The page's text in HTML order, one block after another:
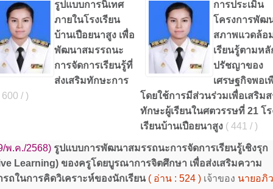
รูปแบบการนิเทศ
ภายในโรงเรียน
บ้านเปือยนาสูง เพื่อ
พัฒนาสมรรถนะ
การจัดการเรียนรู้ที่
ส่งเสริมทักษะการ
600 / )
การประเมิน
โครงการพัฒ
สภาพแวดล้อ
เรียนรู้ตามหลั
ปรัชญาของ
เศรษฐกิจพอเ
โดยใช้การมีส่วนร่วมเพื่อเสริมส
ทักษะผู้เรียนในศตวรรษที่ 21 โร
เรียนบ้านเปือยนาสูง ( 441 / )
พ.ค./2568) รูปแบบการพัฒนาสมรรถนะการจัดการเรียนรู้เชิงรุก
Learning) ของครูโดยบูรณาการจิตศึกษา เพื่อส่งเสริมความ
รถในการคิดวิเคราะห์ของนักเรียน ( อ่าน : 524 ) เจ้าของ นายอภิ